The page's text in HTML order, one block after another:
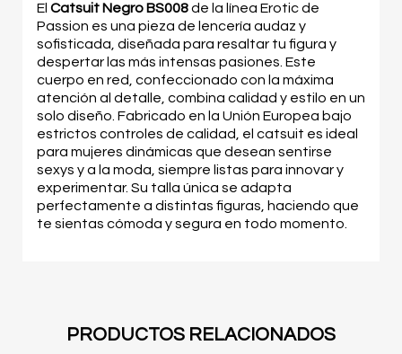
El Catsuit Negro BS008de la línea Erotic de
Passion es una pieza de lencería audaz y
sofisticada, diseñada para resaltar tu figura y
despertar las más intensas pasiones. Este
cuerpo en red, confeccionado con la máxima
atención al detalle, combina calidad y estilo en un
solo diseño. Fabricado en la Unión Europea bajo
estrictos controles de calidad, el catsuit es ideal
para mujeres dinámicas que desean sentirse
sexys y a la moda, siempre listas para innovar y
experimentar. Su talla única se adapta
perfectamente a distintas figuras, haciendo que
te sientas cómoda y segura en todo momento.
PRODUCTOS RELACIONADOS